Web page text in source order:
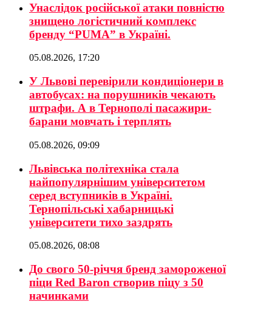
Унаслідок російської атаки повністю
знищено логістичний комплекс
бренду “PUMA” в Україні.
05.08.2026, 17:20
У Львові перевірили кондиціонери в
автобусах: на порушників чекають
штрафи. А в Тернополі пасажири-
барани мовчать і терплять
05.08.2026, 09:09
Львівська політехніка стала
найпопулярнішим університетом
серед вступників в Україні.
Тернопільські хабарницькі
університети тихо заздрять
05.08.2026, 08:08
До свого 50-річчя бренд замороженої
піци Red Baron створив піцу з 50
начинками